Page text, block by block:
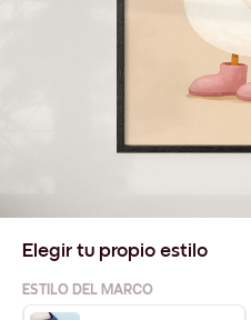
Elegir tu propio estilo
ESTILO DEL MARCO